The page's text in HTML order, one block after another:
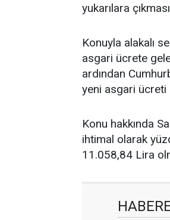
yukarılara
Konuyla alakalı
asgari ücrete
ardından
yeni asgari ücreti
Konu hakkında
ihtimal olarak
11.058,84 Lira